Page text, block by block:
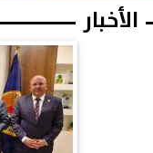
الأخبار